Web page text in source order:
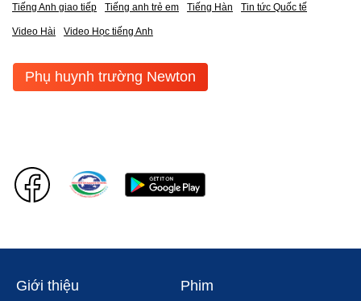
Tiếng Anh giao tiếp Tiếng anh trẻ em Tiếng Hàn Tin tức Quốc tế
Video Hài Video Học tiếng Anh
Phụ huynh trường Newton
Giới thiệu Phim